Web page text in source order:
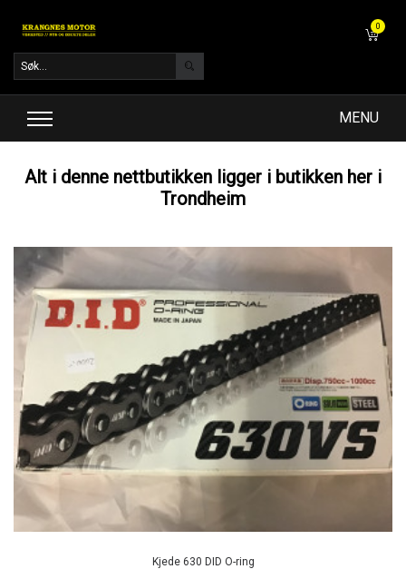
0
MENU
Alt i denne nettbutikken ligger i butikken her i
Trondheim
Kjede 630 DID O-ring